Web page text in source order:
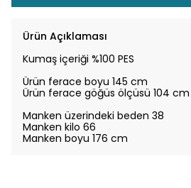
Ürün Açıklaması
Kumaş içeriği %100 PES
Ürün ferace boyu 145 cm
Ürün ferace göğüs ölçüsü 104
Manken üzerindeki beden 38
Manken kilo 66
Manken boyu 176 cm